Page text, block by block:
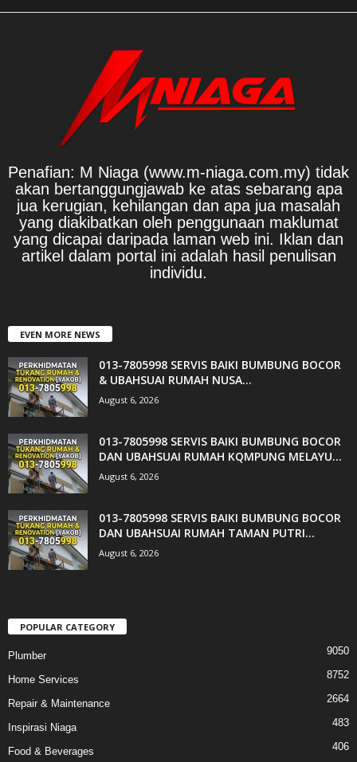
Penafian: M Niaga (www.m-niaga.com.my) tidak
akan bertanggungjawab ke atas sebarang apa
jua kerugian, kehilangan dan apa jua masalah
yang diakibatkan oleh penggunaan maklumat
yang dicapai daripada laman web ini. Iklan dan
artikel dalam portal ini adalah hasil penulisan
individu.
EVEN MORE NEWS
013-7805998 SERVIS BAIKI BUMBUNG BOCOR
& UBAHSUAI RUMAH NUSA...
August 6, 2026
013-7805998 SERVIS BAIKI BUMBUNG BOCOR
DAN UBAHSUAI RUMAH KQMPUNG MELAYU...
August 6, 2026
013-7805998 SERVIS BAIKI BUMBUNG BOCOR
DAN UBAHSUAI RUMAH TAMAN PUTRI...
August 6, 2026
POPULAR CATEGORY
Plumber 9050
Home Services 8752
Repair & Maintenance 2664
Inspirasi Niaga 483
Food & Beverages 406